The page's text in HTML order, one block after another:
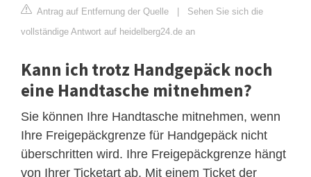
Antrag auf Entfernung der Quelle | Sehen Sie sich die
vollständige Antwort auf heidelberg24.de an
Kann ich trotz Handgepäck noch
eine Handtasche mitnehmen?
Sie können Ihre Handtasche mitnehmen, wenn
Ihre Freigepäckgrenze für Handgepäck nicht
überschritten wird. Ihre Freigepäckgrenze hängt
von Ihrer Ticketart ab. Mit einem Ticket der